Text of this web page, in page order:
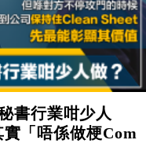
書行業咁少人
「唔係做梗Com